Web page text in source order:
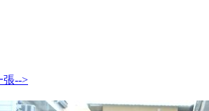
張-->